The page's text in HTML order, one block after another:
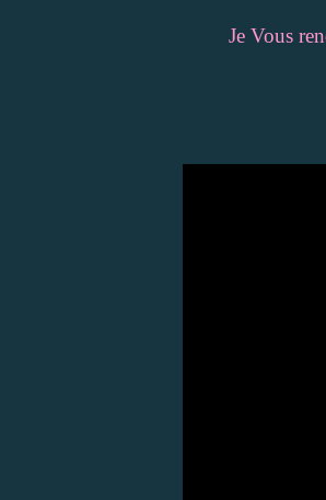
Je Vous